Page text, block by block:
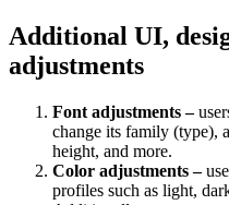
Additional UI,
adjustments
Font adjustments –
change its family (type),
height, and more.
Color adjustments –
profiles such as light,